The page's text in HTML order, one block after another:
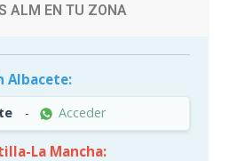
ALM EN TU ZONA
Albacete:
- Acceder
La Mancha: